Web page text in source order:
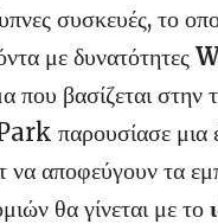
συσκευές, το
με δυνατότητες
που βασίζεται στην
παρουσίασε μια
αποφεύγουν τα
θα γίνεται με το